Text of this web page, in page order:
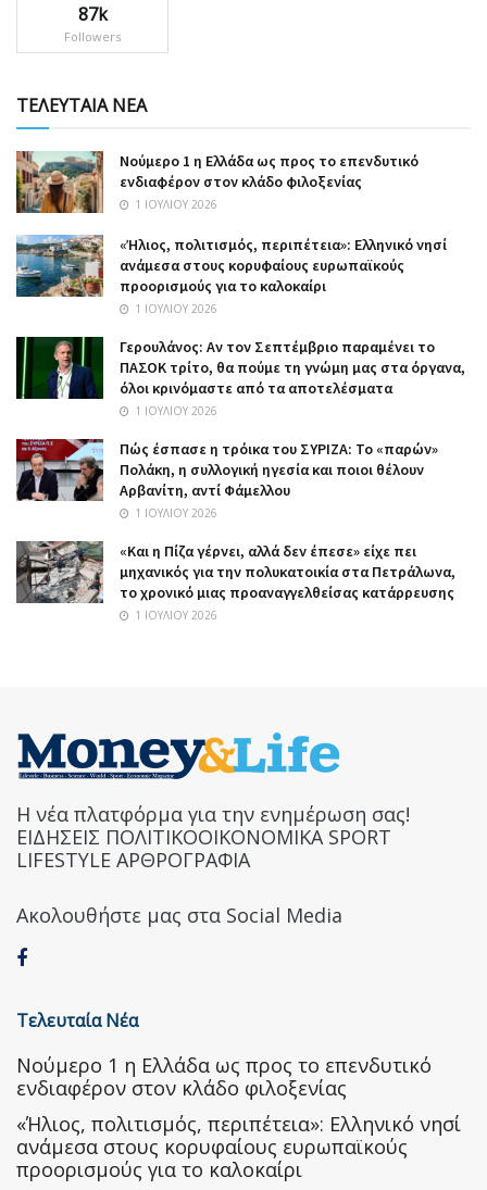
87k
Followers
ΤΕΛΕΥΤΑΙΑ ΝΕΑ
Nούμερο 1 η Ελλάδα ως προς το επενδυτικό
ενδιαφέρον στον κλάδο φιλοξενίας
1 ΙΟΥΛΊΟΥ 2026
«Ήλιος, πολιτισμός, περιπέτεια»: Ελληνικό νησί
ανάμεσα στους κορυφαίους ευρωπαϊκούς
προορισμούς για το καλοκαίρι
1 ΙΟΥΛΊΟΥ 2026
Γερουλάνος: Αν τον Σεπτέμβριο παραμένει το
ΠΑΣΟΚ τρίτο, θα πούμε τη γνώμη μας στα όργανα,
όλοι κρινόμαστε από τα αποτελέσματα
1 ΙΟΥΛΊΟΥ 2026
Πώς έσπασε η τρόικα του ΣΥΡΙΖΑ: Το «παρών»
Πολάκη, η συλλογική ηγεσία και ποιοι θέλουν
Αρβανίτη, αντί Φάμελλου
1 ΙΟΥΛΊΟΥ 2026
«Και η Πίζα γέρνει, αλλά δεν έπεσε» είχε πει
μηχανικός για την πολυκατοικία στα Πετράλωνα,
το χρονικό μιας προαναγγελθείσας κατάρρευσης
1 ΙΟΥΛΊΟΥ 2026
Η νέα πλατφόρμα για την ενημέρωση σας!
ΕΙΔΗΣΕΙΣ ΠΟΛΙΤΙΚΟΟΙΚΟΝΟΜΙΚΑ SPORT
LIFESTYLE ΑΡΘΡΟΓΡΑΦΙΑ
Ακολουθήστε μας στα Social Media
Τελευταία Νέα
Nούμερο 1 η Ελλάδα ως προς το επενδυτικό
ενδιαφέρον στον κλάδο φιλοξενίας
«Ήλιος, πολιτισμός, περιπέτεια»: Ελληνικό νησί
ανάμεσα στους κορυφαίους ευρωπαϊκούς
προορισμούς για το καλοκαίρι